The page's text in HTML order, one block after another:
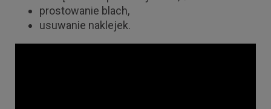
prostowanie blach,
usuwanie naklejek.